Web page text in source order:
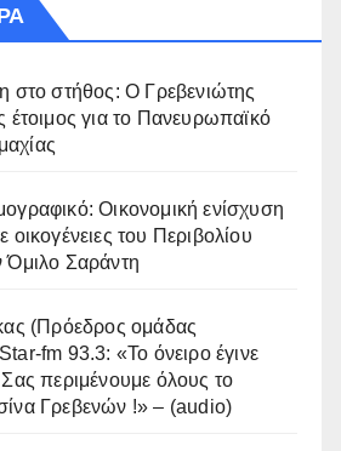
στο στήθος: Ο Γρεβενιώτης
έτοιμος για το Πανευρωπαϊκό
Οικονομική ενίσχυση
του Περιβολίου
Όμιλο Σαράντη
(Πρόεδρος ομάδας
fm 93.3: «Το όνειρο έγινε
περιμένουμε όλους το
Γρεβενών !» – (audio)